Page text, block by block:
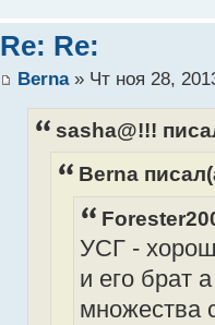
Re: Re:
Berna» Чт ноя 28,
sasha@!!!
Berna
УСГ -
и его брат
множества